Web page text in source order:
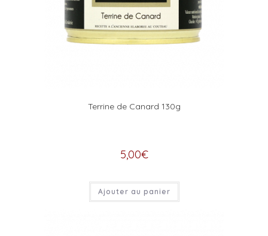
Terrine de Canard 130g
5,00€
Ajouter au panier